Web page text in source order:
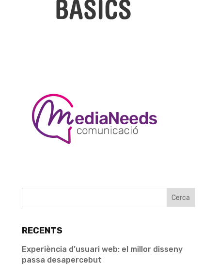
RECENTS
Experiència d’usuari web: el millor disseny
passa desapercebut